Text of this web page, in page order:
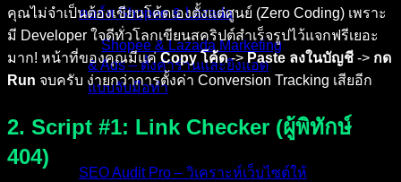
คอร์ส Shopee & Lazada
Shopee & Lazada Marketing
& Ads – ตั้งค่าร้านและยิงแอด
แบบจับมือทำ
บริการของเรา
SEO Audit Pro – วิเคราะห์เว็บไซต์ให้
คุณไม่จำเป็นต้องเขียนโค้ดเองตั้งแต่ศูนย์ (Zero Coding) เพราะ
มี Developer ใจดีทั่วโลกเขียนสคริปต์สำเร็จรูปไว้แจกฟรีเยอะ
มาก! หน้าที่ของคุณมีแค่ Copy โค้ด-> Paste ลงในบัญชี -> กด
Run จบครับ ง่ายกว่าการตั้งค่า Conversion Tracking เสียอีก
2. Script #1: Link Checker (ผู้พิทักษ์
404)